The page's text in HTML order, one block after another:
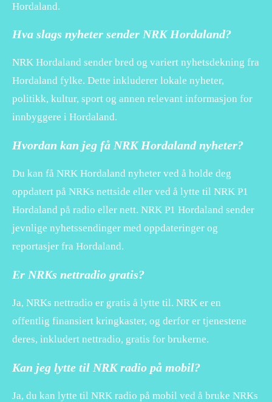
Hordaland.
Hva slags nyheter sender NRK Hordaland?
NRK Hordaland sender bred og variert nyhetsdekning fra
Hordaland fylke. Dette inkluderer lokale nyheter,
politikk, kultur, sport og annen relevant informasjon for
innbyggere i Hordaland.
Hvordan kan jeg få NRK Hordaland nyheter?
Du kan få NRK Hordaland nyheter ved å holde deg
oppdatert på NRKs nettside eller ved å lytte til NRK P1
Hordaland på radio eller nett. NRK P1 Hordaland sender
jevnlige nyhetssendinger med oppdateringer og
reportasjer fra Hordaland.
Er NRKs nettradio gratis?
Ja, NRKs nettradio er gratis å lytte til. NRK er en
offentlig finansiert kringkaster, og derfor er tjenestene
deres, inkludert nettradio, gratis for brukerne.
Kan jeg lytte til NRK radio på mobil?
Ja, du kan lytte til NRK radio på mobil ved å bruke NRKs